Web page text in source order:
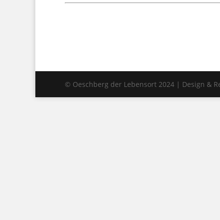
© Oeschberg der Lebensort 2024 | Design &